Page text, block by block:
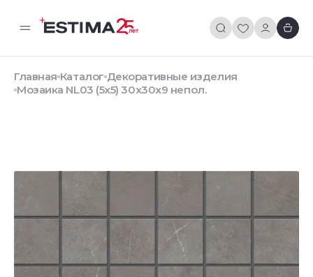
Главная Каталог Декоративные изделия
Мозаика NL03 (5х5) 30x30x9 непол.